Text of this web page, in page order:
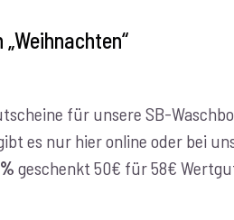
für unsere SB-
es nur hier online oder bei
geschenkt 50€ für 58€